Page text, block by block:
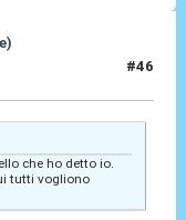
#46
che ho detto io.
tutti vogliono